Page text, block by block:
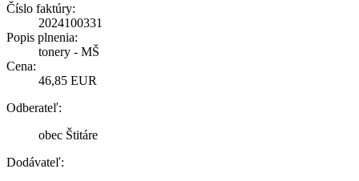
Číslo faktúry:
2024100331
Popis plnenia:
tonery - MŠ
Cena:
46,85 EUR
Odberateľ:
obec Štitáre
Dodávateľ: